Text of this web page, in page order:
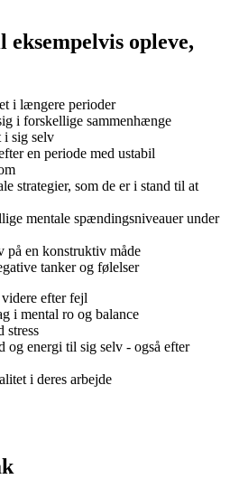
opleve,
i længere perioder
i forskellige sammenhænge
i sig selv
en periode med ustabil
strategier, som de er i stand til at
mentale spændingsniveauer under
på en konstruktiv måde
tanker og følelser
efter fejl
i mental ro og balance
stress
og energi til sig selv - også efter
i deres arbejde